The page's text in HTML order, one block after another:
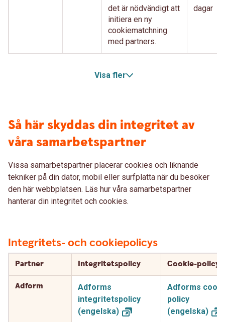
det är nödvändigt att
initiera en ny
cookiematchning
med partners.
dagar
Visa fler
Så här skyddas din integritet av
våra samarbetspartner
Vissa samarbetspartner placerar cookies och liknande
tekniker på din dator, mobil eller surfplatta när du besöker
den här webbplatsen. Läs hur våra samarbetspartner
hanterar din integritet och cookies.
Integritets- och cookiepolicys
Partner Integritetspolicy Cookie-policy
Adform
Adforms
integritetspolicy
(engelska)
Adforms
policy
(engelska)